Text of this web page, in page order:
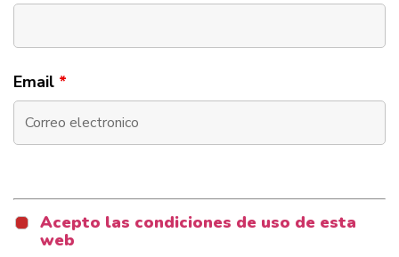
Email *
Acepto las condiciones de uso de esta
web